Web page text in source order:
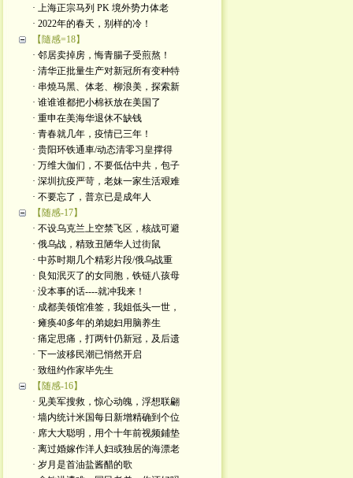
· 上海正宗马列 PK 境外势力体老
· 2022年的春天，别样的冷！
【隨感=18】
· 邻居卖掉房，悔青腸子受煎熬！
· 清华正批量生产对新冠所有变种特
· 串燒马黑、体老、柳浪美，探索新
· 谁谁谁都把小棉袄放在美国了
· 重申在美海华退休不缺钱
· 青春就几年，疫情已三年！
· 贵阳环铁通車/动态清零习皇撑得
· 万维大伽们，不要低估中共，包子
· 深圳抗疫严苛，老妹一家生活艰难
· 不要忘了，普京已是成年人
【随感-17】
· 不设乌克兰上空禁飞区，核战可避
· 俄乌战，精致丑陋华人过街鼠
· 中苏时期几个精彩片段/俄乌战重
· 良知泯灭了的女同胞，铁链八孩母
· 没本事的话----就冲我来！
· 成都美领馆准签，我姐低头一世，
· 瘫痪40多年的弟媳妇用脑养生
· 痛定思痛，打两针仍新冠，及后遗
· 下一波移民潮已悄然开启
· 致纽约作家毕先生
【随感-16】
· 见美军搜救，惊心动魄，浮想联翩
· 墙内统计米国每日新增精确到个位
· 席大大聪明，用个十年前视频鋪垫
· 离过婚嫁作洋人妇或独居的海漂老
· 岁月是首油盐酱醋的歌